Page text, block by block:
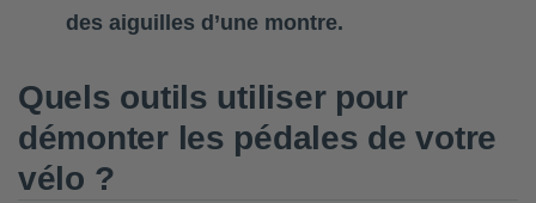
des aiguilles d’une montre.
Quels outils utiliser pour
démonter les pédales de votre
vélo ?